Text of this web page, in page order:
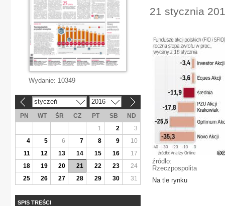
21 stycznia
źródło:
Rzeczpospolita
Na tle rynku
Wydanie: 10349
styczeń 2016
PN WT ŚR CZ PT SB
ND
1
2
3
4
5 6 7 8 9
10
11
12 13 14 15 16
17
18
19 20 21 22 23
24
25
26 27 28 29 30 31
SPIS TREŚCI